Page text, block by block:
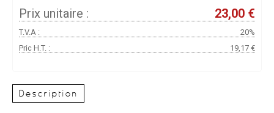
Prix unitaire : 23,00 €
T.V.A :
20%
Pric H.T. :
19,17 €
Description